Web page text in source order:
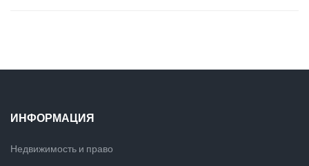
ИНФОРМАЦИЯ
Недвижимость и право